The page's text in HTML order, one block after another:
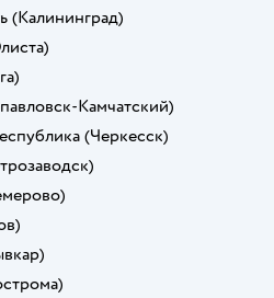
(Калининград)
Камчатский)
(Черкесск)